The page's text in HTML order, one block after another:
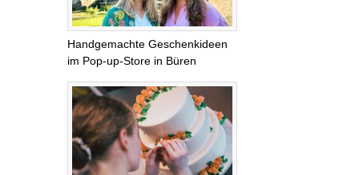
Handgemachte Geschenkideen
im Pop-up-Store in Büren